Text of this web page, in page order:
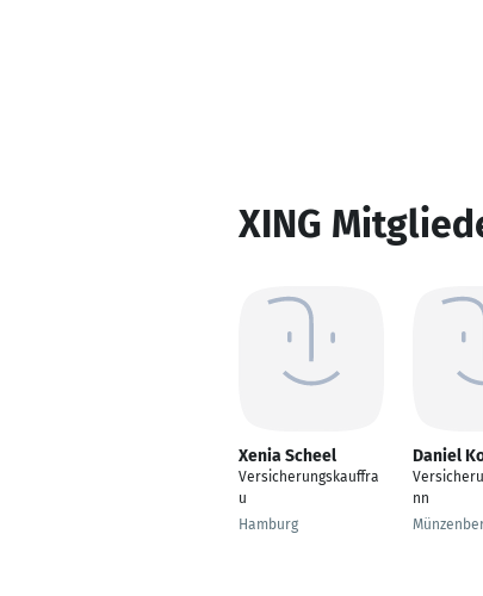
XING
Xenia Scheel
Versicherungskauffra
u
Hamburg
Daniel
nn